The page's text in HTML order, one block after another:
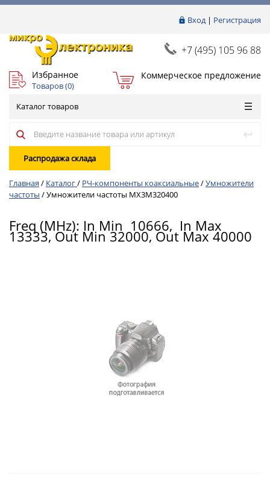
Вход| Регистрация
+7 (495) 105 96 88
Избранное
Товаров (0)
Коммерческое предложение
Каталог товаров
Распродажа склада
Главная / Каталог/ РЧ-компоненты коаксиальные/Умножители
частоты /Умножители частоты MX3M320400
Freq (MHz): In Min 10666, In Max
13333, Out Min 32000, Out Max 40000